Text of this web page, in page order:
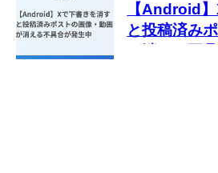
【Android
と投稿済み